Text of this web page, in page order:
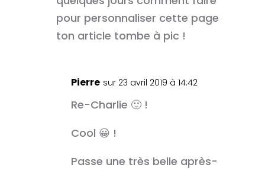
pour personnaliser cette page
ton article tombe à pic !
Pierre sur 23 avril 2019 à 14:42
Re-Charlie 🙂 !
Cool 😀 !
Passe une très belle après-